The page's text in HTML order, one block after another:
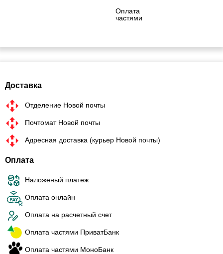
Оплата
частями
Доставка
Отделение Новой почты
Почтомат Новой почты
Адресная доставка (курьер Новой почты)
Оплата
Наложеный платеж
Оплата онлайн
Оплата на расчетный счет
Оплата частями ПриватБанк
Оплата частями МоноБанк